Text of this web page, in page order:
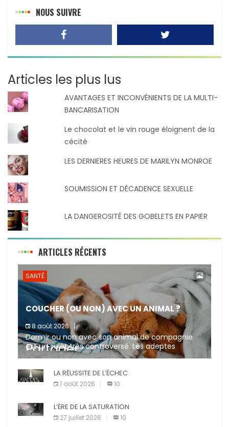
NOUS SUIVRE
Articles les plus lus
AVANTAGES ET INCONVÉNIENTS DE LA MULTI-
BANCARISATION
Le chocolat et le vin rouge éloignent de la
cécité
LES DERNIERES HEURES DE MARILYN MONROE
SOUMISSION ET DÉCADENCE SEXUELLE
LA DANGEROSITÉ DES GOBELETS EN PAPIER
ARTICLES RÉCENTS
SANTÉ
COUCHER (OU NON) AVEC UN ANIMAL ?
8 août 2026
Dormir ou non avec son animal de compagnie
est un sujet très controversé. Les adeptes
affirment que la présence de leur compagnon à
Partager :
Facebook
E-mail
Imprimer
LA RÉUSSITE DE L’ÉCHEC
1 août 2026 10
L’ÈRE DE LA SATURATION
27 juillet 2026 10